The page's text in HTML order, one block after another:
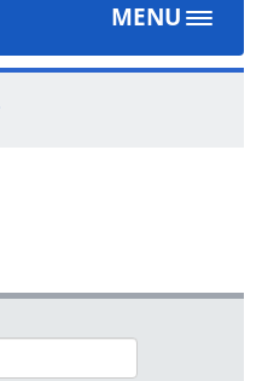
MENU
Toggle